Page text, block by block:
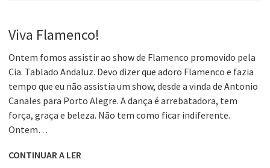
Viva Flamenco!
Ontem fomos assistir ao show de Flamenco promovido pela
Cia. Tablado Andaluz. Devo dizer que adoro Flamenco e fazia
tempo que eu não assistia um show, desde a vinda de Antonio
Canales para Porto Alegre. A dança é arrebatadora, tem
força, graça e beleza. Não tem como ficar indiferente.
Ontem…
CONTINUAR A LER